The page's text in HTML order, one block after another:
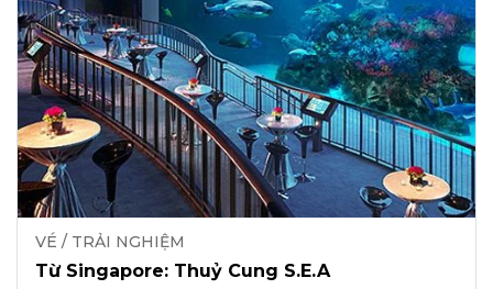
VÉ / TRẢI NGHIỆM
Từ Singapore: Thuỷ Cung S.E.A